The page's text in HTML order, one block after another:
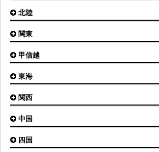
旭川空港
オホーツク紋別空港
釧路空港
稚内空港
とかち帯広空港
根室中標津空港
奥尻空港
利尻空港
仙台空港
青森空港
三沢空港
福島空港
大館能代空港
庄内空港
山形空港
北陸
小松空港
能登空港
関東
東京(羽田)空港
茨城空港
八丈島空港
甲信越
新潟空港
東海
名古屋(中部)空港
静岡空港
関西
大阪(伊丹)空港
神戸空港
中国
広島空港
四国